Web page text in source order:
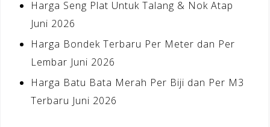
Harga Seng Plat Untuk Talang & Nok Atap
Juni 2026
Harga Bondek Terbaru Per Meter dan Per
Lembar Juni 2026
Harga Batu Bata Merah Per Biji dan Per M3
Terbaru Juni 2026